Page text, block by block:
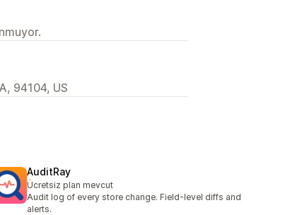
94104, US
AuditRay
Ücretsiz plan mevcut
Audit log of every store change. Field-level diffs and
alerts.